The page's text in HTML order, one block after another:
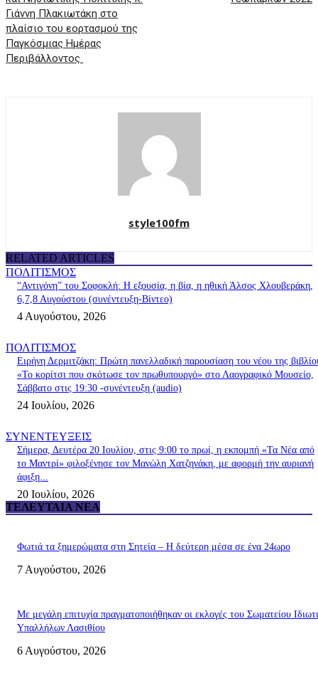
Γιάννη Πλακιωτάκη στο
πλαίσιο του εορτασμού της
Παγκόσμιας Ημέρας
Περιβάλλοντος
style100fm
RELATED ARTICLES
ΠΟΛΙΤΙΣΜΟΣ
“Αντιγόνη” του Σοφοκλή: Η εξουσία, η βία, η ηθική Άλσος Χλουβεράκη,
6,7,8 Αυγούστου (συνέντευξη-Βίντεο)
4 Αυγούστου, 2026
ΠΟΛΙΤΙΣΜΟΣ
Ειρήνη Δερμιτζάκη: Πρώτη πανελλαδική παρουσίαση του νέου της
«Το κορίτσι που σκότωσε τον πρωθυπουργό» στο Λαογραφικό Μουσείο,
Σάββατο στις 19:30 -συνέντευξη (audio)
24 Ιουλίου, 2026
ΣΥΝΕΝΤΕΥΞΕΙΣ
Σήμερα, Δευτέρα 20 Ιουλίου, στις 9:00 το πρωί, η εκπομπή «Τα Νέα από
το Μαντρί» φιλοξένησε τον Μανώλη Χατζηνάκη, με αφορμή την αυριανή
άφιξη...
20 Ιουλίου, 2026
ΤΕΛΕΥΤΑΊΑ ΝΈΑ
Φωτιά τα ξημερώματα στη Σητεία – Η δεύτερη μέσα σε ένα 24ωρο
7 Αυγούστου, 2026
Με μεγάλη επιτυχία πραγματοποιήθηκαν οι εκλογές του Σωματείου
Υπαλλήλων Λασιθίου
6 Αυγούστου, 2026